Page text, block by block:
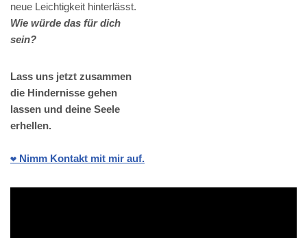
neue Leichtigkeit hinterlässt.
Wie würde das für dich
sein?
Lass uns jetzt zusammen
die Hindernisse gehen
lassen und deine Seele
erhellen.
❤️ Nimm Kontakt mit mir auf.